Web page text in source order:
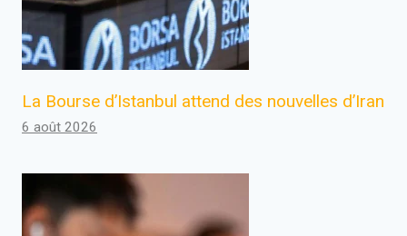
La Bourse d’Istanbul attend des nouvelles d’Iran
6 août 2026